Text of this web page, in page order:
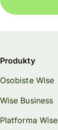
Produkty
Osobiste Wise
Wise Business
Platforma Wise